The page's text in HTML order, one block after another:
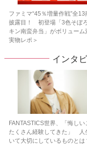
ファミマ“45％増量作戦”全13
披露目！ 初登場「3色そぼ
キン南蛮弁当」がボリューム
実物レポ＞
インタ
FANTASTICS世界、「悔しい
たくさん経験してきた」 人
いて大切にしているものとは